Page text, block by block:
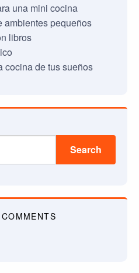
una mini cocina
ambientes pequeños
libros
cocina de tus sueños
Search